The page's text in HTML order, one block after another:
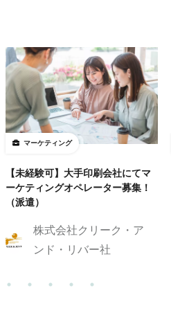
マーケティング
【未経験可】大手印刷会社にてマ
ーケティングオペレーター募集！
（派遣）
株式会社クリーク・ア
ンド・リバー社